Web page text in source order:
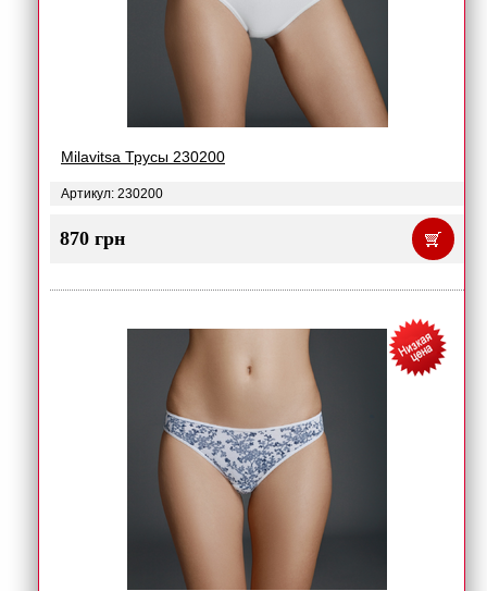
Milavitsa Трусы 230200
Артикул: 230200
870 грн